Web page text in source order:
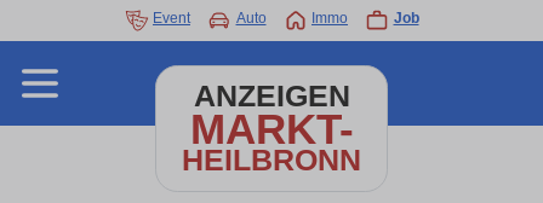
Event Auto Immo Job
ANZEIGEN
MARKT-
HEILBRONN